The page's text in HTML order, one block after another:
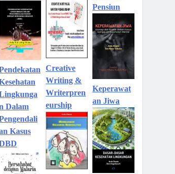
Dalam
Kasus
Creative
Writing &
Writerpren
eurship
Pensiun
Keperawat
an Jiwa